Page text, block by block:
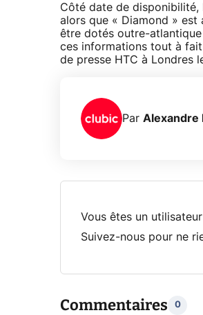
Côté date de disponibilité,
alors que « Diamond » est
être dotés outre-atlantique
ces informations tout à
de presse HTC à Londres
Par Alexandre
Vous êtes un
Suivez-nous pour ne
Commentaires 0